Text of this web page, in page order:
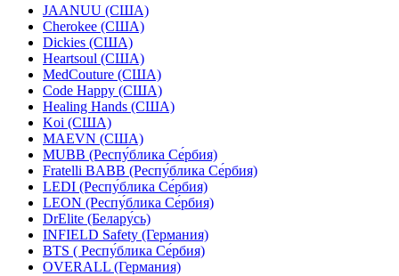
JAANUU (США)
Cherokee (США)
Dickies (США)
Heartsoul (США)
MedCouture (США)
Code Happy (США)
Healing Hands (США)
Koi (США)
MAEVN (США)
MUBB (Респу́блика Се́рбия)
Fratelli BABB (Респу́блика Се́рбия)
LEDI (Респу́блика Се́рбия)
LEON (Респу́блика Се́рбия)
DrElite (Белару́сь)
INFIELD Safety (Германия)
BTS ( Респу́блика Се́рбия)
OVERALL (Германия)